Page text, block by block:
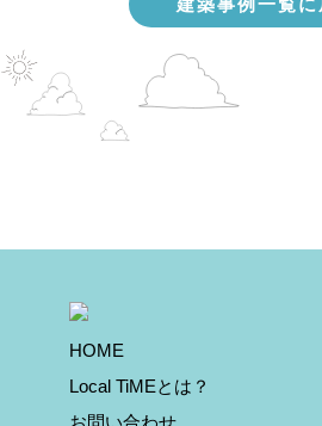
建築事例一覧に
HOME
Local TiMEとは？
お問い合わせ